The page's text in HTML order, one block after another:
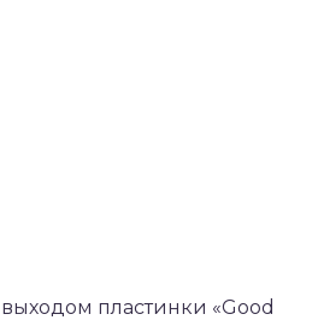
пластинки «Good